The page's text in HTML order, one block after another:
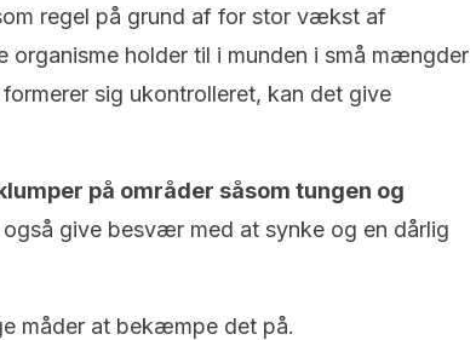
regel på grund af for stor vækst af
organisme holder til i munden i små mængder
sig ukontrolleret, kan det give
på områder såsom tungen og
også give besvær med at synke og en dårlig
måder at bekæmpe det på.